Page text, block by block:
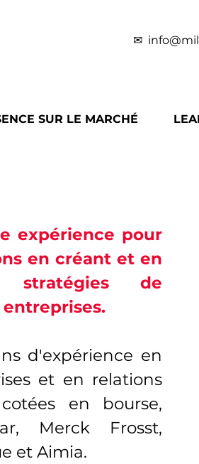
✉
SUR LE MARCHÉ
expérience pour
en créant et en
de
d'expérience en
et en relations
en bourse,
Merck Frosst,
et Aimia.